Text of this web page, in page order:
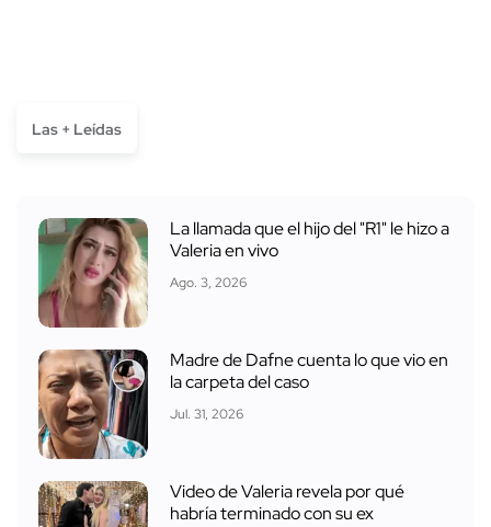
Las + Leídas
La llamada que el hijo del "R1" le hizo a
Valeria en vivo
Ago. 3, 2026
Madre de Dafne cuenta lo que vio en
la carpeta del caso
Jul. 31, 2026
Video de Valeria revela por qué
habría terminado con su ex